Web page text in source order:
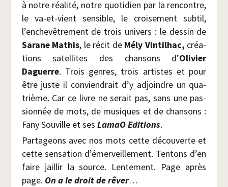
à notre réa­li­té, notre quo­ti­dien par la ren­contre,
le va-et-vient sen­sible, le croi­se­ment sub­til,
l’enchevêtrement de trois uni­vers : le des­sin de
Sarane Mathis, le récit de Mély Vin­til­hac, créa­
tions satel­lites des chan­sons d’Oli­vier
Daguerre. Trois genres, trois artistes et pour
être juste il convien­drait d’y adjoindre un qua­
trième. Car ce livre ne serait pas, sans une pas­
sion­née de mots, de musiques et de chan­sons :
Fany Sou­ville et ses LamaO Edi­tions.
Par­ta­geons avec nos mots cette décou­verte et
cette sen­sa­tion d’émerveillement. Ten­tons d’en
faire jaillir la source. Len­te­ment. Page après
page. On a le droit de rêver…